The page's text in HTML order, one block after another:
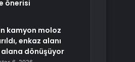
önerisi
kamyon moloz
enkaz alanı
dönüşüyor